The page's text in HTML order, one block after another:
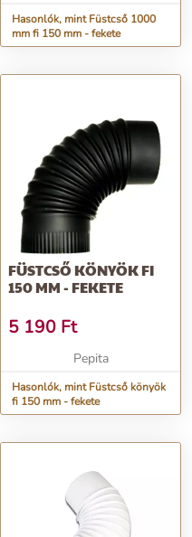
Hasonlók, mint Füstcső 1000
mm fi 150 mm - fekete
FÜSTCSŐ KÖNYÖK FI
150 MM - FEKETE
5 190 Ft
Pepita
Hasonlók, mint Füstcső könyök
fi 150 mm - fekete